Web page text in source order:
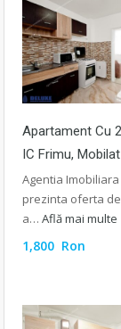
Apartament Cu
IC Frimu,
Agentia Imobiliara
prezinta oferta
a… Află mai multe
1,800 Ron